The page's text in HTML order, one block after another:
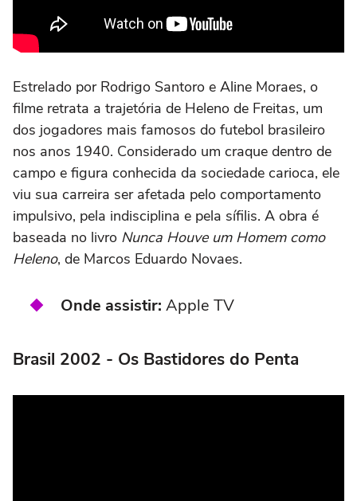
Estrelado por Rodrigo Santoro e Aline Moraes, o
filme retrata a trajetória de Heleno de Freitas, um
dos jogadores mais famosos do futebol brasileiro
nos anos 1940. Considerado um craque dentro de
campo e figura conhecida da sociedade carioca, ele
viu sua carreira ser afetada pelo comportamento
impulsivo, pela indisciplina e pela sífilis. A obra é
baseada no livro Nunca Houve um Homem como
Heleno, de Marcos Eduardo Novaes.
Onde assistir: Apple TV
Brasil 2002 - Os Bastidores do Penta